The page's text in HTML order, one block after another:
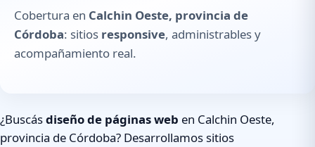
Cobertura en Calchin Oeste, provincia de
Córdoba: sitios responsive, administrables y
acompañamiento real.
¿Buscásdiseño de páginas web en Calchin Oeste,
provincia de Córdoba? Desarrollamos sitios